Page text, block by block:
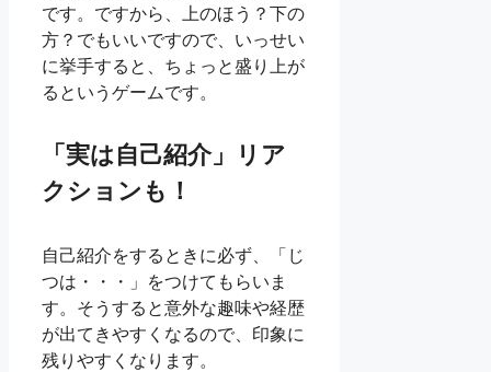
です。ですから、上のほう？下の
方？でもいいですので、いっせい
に挙手すると、ちょっと盛り上が
るというゲームです。
「実は自己紹介」リア
クションも！
自己紹介をするときに必ず、「じ
つは・・・」をつけてもらいま
す。そうすると意外な趣味や経歴
が出てきやすくなるので、印象に
残りやすくなります。